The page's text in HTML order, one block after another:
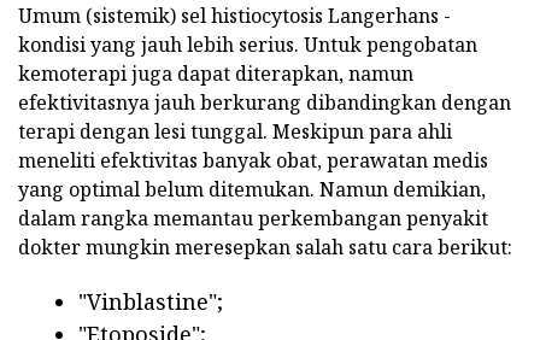
Umum (sistemik) sel histiocytosis Langerhans -
kondisi yang jauh lebih serius. Untuk pengobatan
kemoterapi juga dapat diterapkan, namun
efektivitasnya jauh berkurang dibandingkan dengan
terapi dengan lesi tunggal. Meskipun para ahli
meneliti efektivitas banyak obat, perawatan medis
yang optimal belum ditemukan. Namun demikian,
dalam rangka memantau perkembangan penyakit
dokter mungkin meresepkan salah satu cara berikut:
"Vinblastine";
"Etoposide";